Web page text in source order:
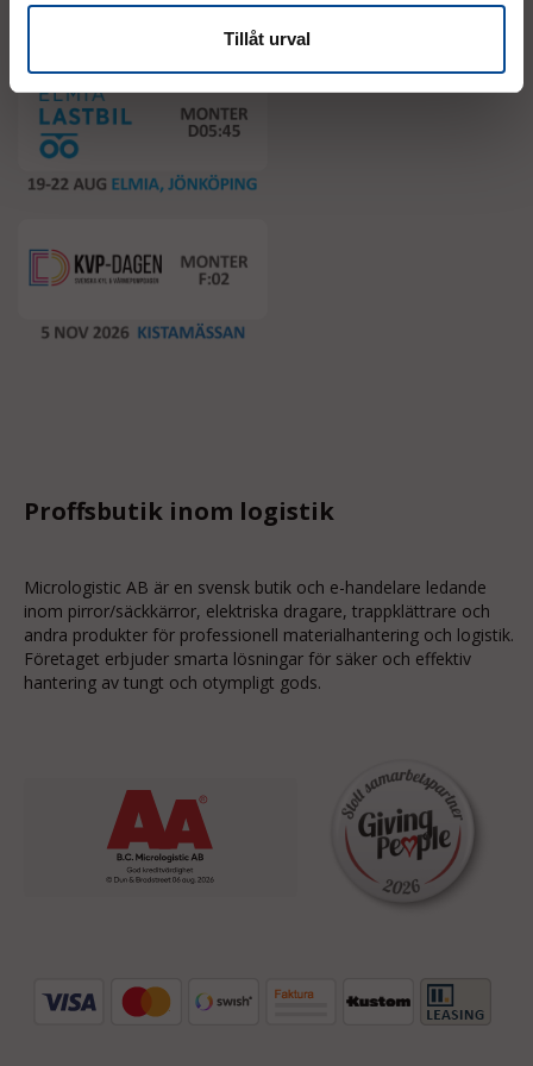
Tillåt urval
Proffsbutik inom logistik
Micrologistic AB är en svensk butik och e-handelare ledande
inom pirror/säckkärror, elektriska dragare, trappklättrare och
andra produkter för professionell materialhantering och logistik.
Företaget erbjuder smarta lösningar för säker och effektiv
hantering av tungt och otympligt gods.